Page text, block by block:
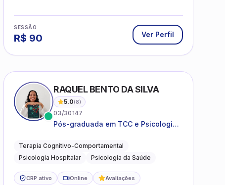
SESSÃO
R$ 90 Ver Perfil
RAQUEL BENTO DA SILVA
5.0(8)
03/30147
Pós-graduada em TCC e Psicologia
Terapia Cognitivo-Comportamental
Psicologia Hospitalar
Psicologia da Saúde
CRP ativo Online Avaliações